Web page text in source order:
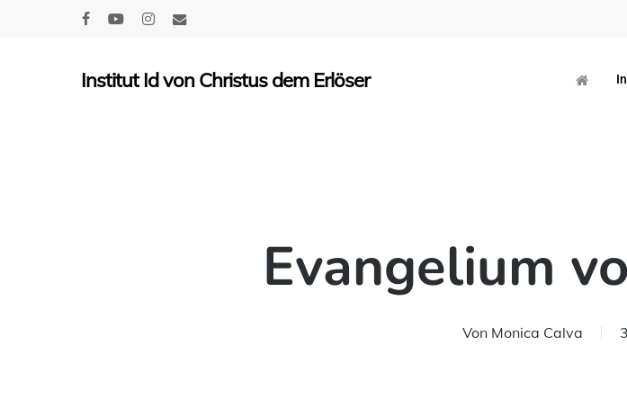
Institut Id von Christus dem Erlöser
Evangelium
Von Monica Calva